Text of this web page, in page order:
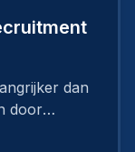
dan
door